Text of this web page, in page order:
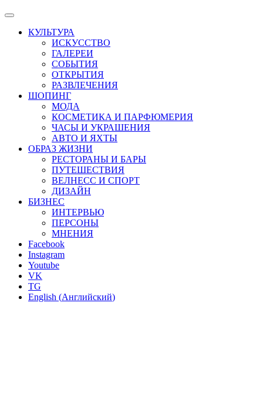
КУЛЬТУРА
ИСКУССТВО
ГАЛЕРЕИ
СОБЫТИЯ
ОТКРЫТИЯ
РАЗВЛЕЧЕНИЯ
ШОПИНГ
МОДА
КОСМЕТИКА И ПАРФЮМЕРИЯ
ЧАСЫ И УКРАШЕНИЯ
АВТО И ЯХТЫ
ОБРАЗ ЖИЗНИ
РЕСТОРАНЫ И БАРЫ
ПУТЕШЕСТВИЯ
ВЕЛНЕСС И СПОРТ
ДИЗАЙН
БИЗНЕС
ИНТЕРВЬЮ
ПЕРСОНЫ
МНЕНИЯ
Facebook
Instagram
Youtube
VK
TG
English (Английский)